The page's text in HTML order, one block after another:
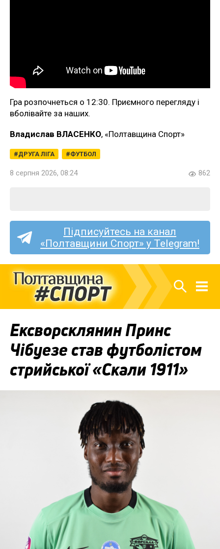
Гра розпочнеться о 12:30. Приємного перегляду і
вболівайте за наших.
Владислав ВЛАСЕНКО, «Полтавщина Спорт»
ДРУГА ЛІГА ФУТБОЛ
8 серпня 2026, 08:24 862
Підписуйтесь на канал
«Полтавщини Спорт» у Telegram!
Ексворсклянин Принс
Чібуезе став футболістом
стрийської «Скали 1911»